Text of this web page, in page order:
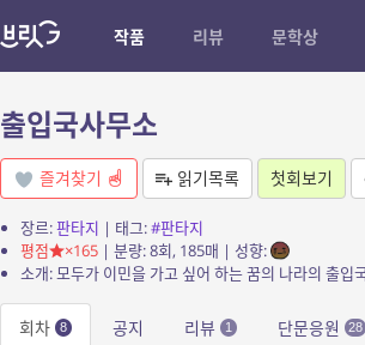
작품 리뷰 문학상
출입국사무소
즐겨찾기 읽기목록 첫회보기
장르:판타지 | 태그:#판타지
평점
×165| 분량: 8회, 185매 | 성향:
회차 8 공지 리뷰 1 단문응원 28